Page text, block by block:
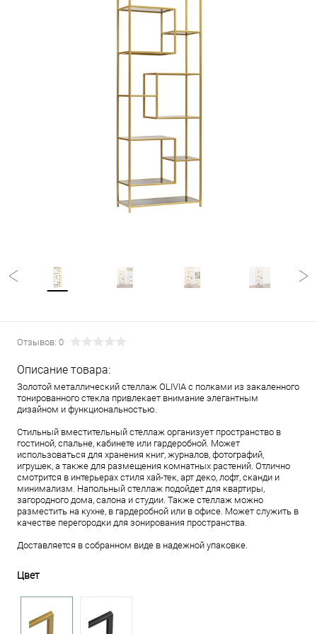
Отзывов: 0
Описание товара:
Золотой металлический стеллаж OLIVIA с полками из закаленного
тонированного стекла привлекает внимание элегантным
дизайном и функциональностью.
Стильный вместительный стеллаж организует пространство в
гостиной, спальне, кабинете или гардеробной. Может
использоваться для хранения книг, журналов, фотографий,
игрушек, а также для размещения комнатных растений. Отлично
смотрится в интерьерах стиля хай-тек, арт деко, лофт, сканди и
минимализм. Напольный стеллаж подойдет для квартиры,
загородного дома, салона и студии. Также стеллаж можно
разместить на кухне, в гардеробной или в офисе. Может служить в
качестве перегородки для зонирования пространства.
Доставляется в собранном виде в надежной упаковке.
Цвет